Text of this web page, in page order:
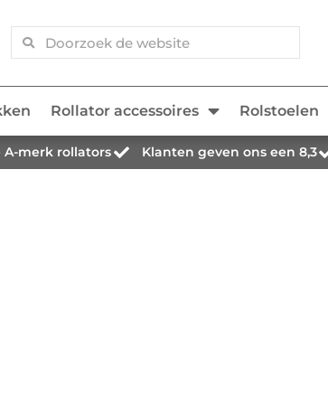
Rollator accessoires Rolstoelen
A-merk rollators Klanten geven ons een 8,3